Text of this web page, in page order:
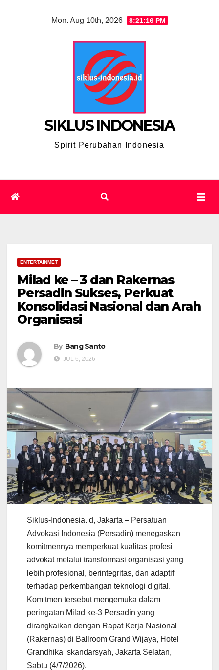
Mon. Aug 10th, 2026 8:21:17 PM
SIKLUS INDONESIA
Spirit Perubahan Indonesia
ENTERTAINMET
Milad ke – 3 dan Rakernas
Persadin Sukses, Perkuat
Konsolidasi Nasional dan Arah
Organisasi
By Bang Santo
JUL 6, 2026
Siklus-Indonesia.id, Jakarta – Persatuan
Advokasi Indonesia (Persadin) menegaskan
komitmennya memperkuat kualitas profesi
advokat melalui transformasi organisasi yang
lebih profesional, berintegritas, dan adaptif
terhadap perkembangan teknologi digital.
Komitmen tersebut mengemuka dalam
peringatan Milad ke-3 Persadin yang
dirangkaikan dengan Rapat Kerja Nasional
(Rakernas) di Ballroom Grand Wijaya, Hotel
Grandhika Iskandarsyah, Jakarta Selatan,
Sabtu (4/7/2026).